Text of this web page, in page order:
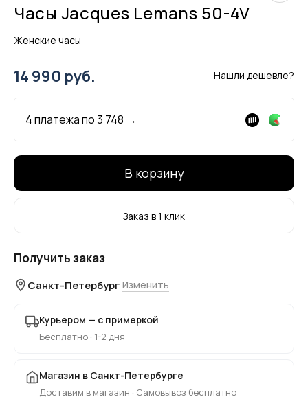
Часы Jacques Lemans 50-4V
Женские часы
14 990 руб. Нашли дешевле?
4 платежа по3 748 →
В корзину
Заказ в 1 клик
Получить заказ
Санкт-Петербург Изменить
Курьером — с примеркой
Бесплатно · 1-2 дня
Магазин в Санкт-Петербурге
Доставим в магазин · Самовывоз бесплатно